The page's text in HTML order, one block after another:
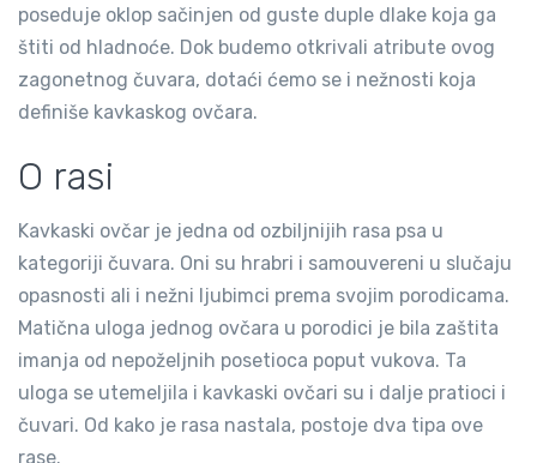
poseduje oklop sačinjen od guste duple dlake koja ga
štiti od hladnoće. Dok budemo otkrivali atribute ovog
zagonetnog čuvara, dotaći ćemo se i nežnosti koja
definiše kavkaskog ovčara.
O rasi
Kavkaski ovčar je jedna od ozbiljnijih rasa psa u
kategoriji čuvara. Oni su hrabri i samouvereni u slučaju
opasnosti ali i nežni ljubimci prema svojim porodicama.
Matična uloga jednog ovčara u porodici je bila zaštita
imanja od nepoželjnih posetioca poput vukova. Ta
uloga se utemeljila i kavkaski ovčari su i dalje pratioci i
čuvari. Od kako je rasa nastala, postoje dva tipa ove
rase.